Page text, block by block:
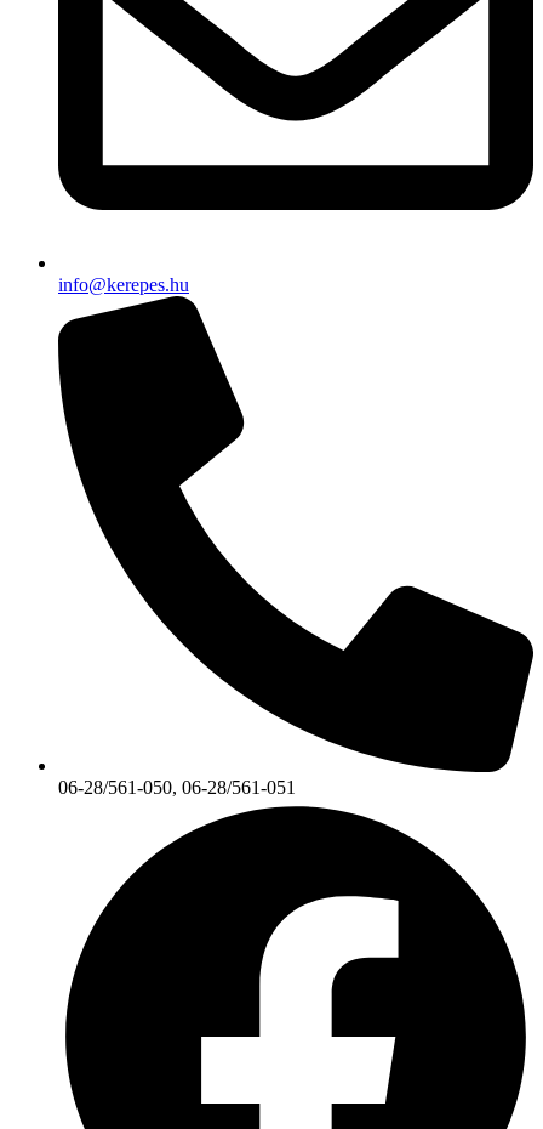
info@kerepes.hu
06-28/561-050, 06-28/561-051